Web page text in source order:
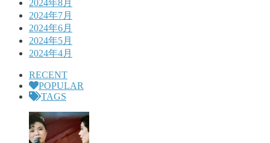
2024年8月
2024年7月
2024年6月
2024年5月
2024年4月
RECENT
POPULAR
TAGS